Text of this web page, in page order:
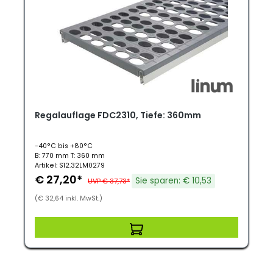
Regalauflage FDC2310, Tiefe: 360mm
-40°C bis +80°C
B: 770 mm T: 360 mm
Artikel: S12.32LM0279
€ 27,20* UVP € 37,73* Sie sparen: € 10,53
(€ 32,64 inkl. MwSt.)